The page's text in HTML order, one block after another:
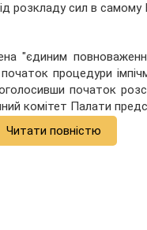
розкладу сил в самому
"єдиним
процедури
початок
комітет Палати
Читати повністю